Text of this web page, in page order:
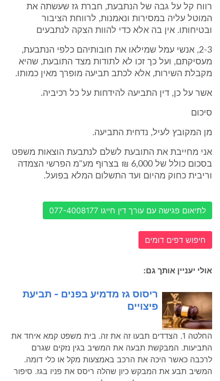
רווח קל על גבה של הנתבעת, חברת גז שעשתה את
המוטל עליה במסירות ונאמנות, לרווחת הציבור
ובטיחותו. אין בה אלא כדי להוות הצקה לנתבעים
2-3, אנשי עמל שמילאו את חובותיהם כלפי הנתבעת,
מעסיקתם, ועל כך זכו לא לתודות מצד התובעת, שהיא
מקבלת השירות, אלא לכתב תביעה מופרך מאין כמותו.
אשר על כן, דין התביעה להידחות על כל רכיביה.
סיכום
מן המקובץ לעיל, נדחית התביעה.
אני מחייבת את התובעת לשלם לנתבעת הוצאות משפט
בסכום כולל של 6,000 ₪ בצרוף מע"מ הפרשי הצמדה
וריבית כחוק מהיום ועד התשלום המלא בפועל.
לתיאום פגישה עם עורך דין חייגו 077-4008177
חיפוש דפים דומים
אולי יעניין אותך גם:
ריסוס גז מדמיע בפנים - תביעת
פיצויים
החלטה 1. הצדדים תבעו זה את זה. בית משפט קמא איחד את
התביעות. המבקשת תבעה את המשיב בגין נזקים שגרם
לרכבה כאשר היכה את הרכב באמצעות מקל או כלי דומה.
המשיב תבע את המבקש כיון שהלה ריסס את פניו בגז. סיפור